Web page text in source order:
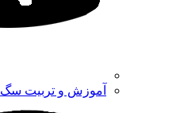
آموزش و تربیت سگ